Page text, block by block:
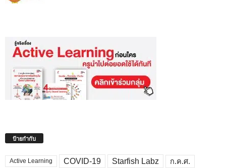
ป้ายกำกับ
Active Learning COVID-19 Starfish Labz ก.ค.ศ.